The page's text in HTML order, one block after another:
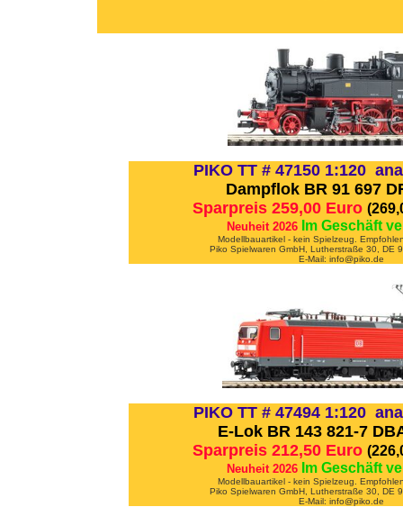
PIKO TT # 47150 1:120
Dampflok BR 91 697
Sparpreis 259,00 Euro
Neuheit 2026 Im Geschäft
Modellbauartikel - kein Spielzeug.
Piko Spielwaren GmbH, Lutherstraße 30, DE
E-Mail: info@piko.de
PIKO TT # 47494 1:120
E-Lok BR 143 821-7
Sparpreis 212,50 Euro
Neuheit 2026 Im Geschäft
Modellbauartikel - kein Spielzeug.
Piko Spielwaren GmbH, Lutherstraße 30, DE
E-Mail: info@piko.de